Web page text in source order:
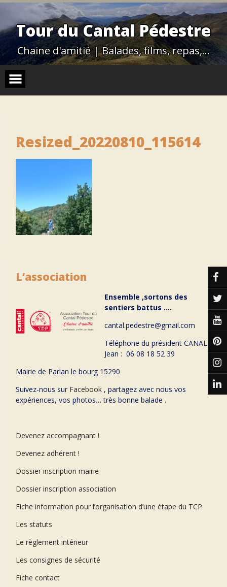
Skip
contentTour du Cantal Pédestre
Chaine d'amitié | Balades, films, repas,…
Resized_20220810_115614
L’association
Ensemble ,sortons des
sentiers battus ….
cantal.pedestre@gmail.com
Téléphone du président CANAL
Jean : 06 08 18 52 39
Mairie de Parlan le bourg 15290
Suivez-nous sur Facebook , partagez avec nous vos
expériences, vos photos… très bonne balade .
Devenez accompagnant !
Devenez adhérent !
Dossier inscription mairie
Dossier inscription association
Fiche information pour l’organisation d’une étape du TCP
Les statuts
Le règlement intérieur
Les consignes de sécurité
Fiche contact